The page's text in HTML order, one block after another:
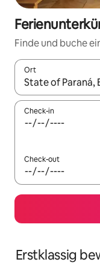
Finde und buche
Ort
Wenn Ergebnisse
Check-in
Check-out
Erstklassig